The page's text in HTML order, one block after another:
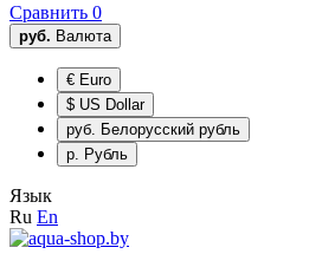
Сравнить 0
руб. Валюта
€ Euro
$ US Dollar
руб. Белорусский рубль
р. Рубль
Язык
Ru En